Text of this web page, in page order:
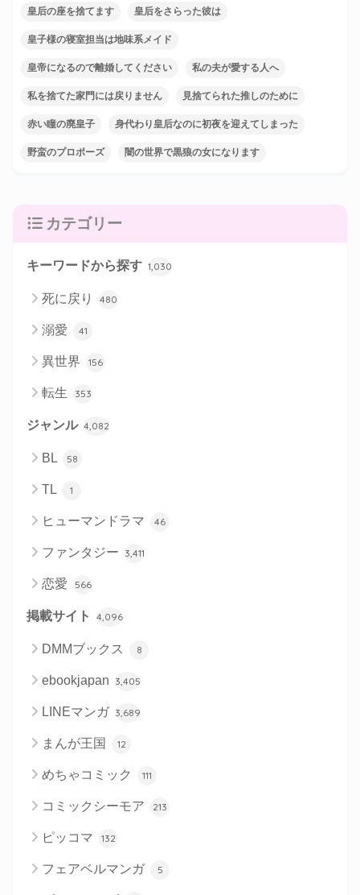
皇后の座を捨てます 皇后をさらった彼は
皇子様の寝室担当は地味系メイド
皇帝になるので離婚してください 私の夫が愛する人へ
私を捨てた家門には戻りません 見捨てられた推しのために
赤い瞳の廃皇子 身代わり皇后なのに初夜を迎えてしまった
野蛮のプロポーズ 闇の世界で黒狼の女になります
カテゴリー
キーワードから探す 1,030
死に戻り 480
溺愛 41
異世界 156
転生 353
ジャンル 4,082
BL 58
TL 1
ヒューマンドラマ 46
ファンタジー 3,411
恋愛 566
掲載サイト 4,096
DMMブックス 8
ebookjapan 3,405
LINEマンガ 3,689
まんが王国 12
めちゃコミック 111
コミックシーモア 213
ピッコマ 132
フェアベルマンガ 5